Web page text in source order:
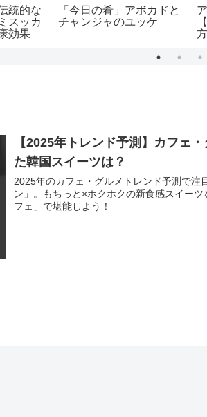
統的な
スッカ
効果
「今日の肴」アボカドと
チャンジャのユッケ
方
【2025年トレンド予測】カフェ
た韓国スイーツは？
2025年のカフェ・グルメトレンド予測で注
ン」。もちっと×ホクホクの新食感スイー
フェ」で堪能しよう！